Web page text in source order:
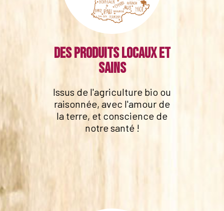
Des produits locaux et
sains
Issus de l'agriculture bio ou
raisonnée, avec l'amour de
la terre, et conscience de
notre santé !